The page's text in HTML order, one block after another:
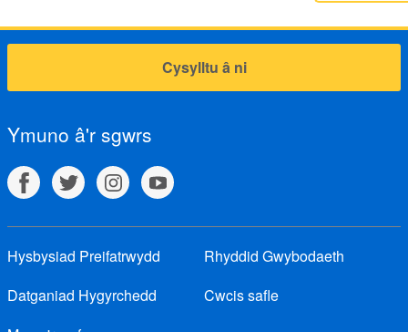
Cysylltu â ni
Ymuno â'r sgwrs
Hysbysiad Preifatrwydd
Rhyddid Gwybodaeth
Datganiad Hygyrchedd
Cwcis safle